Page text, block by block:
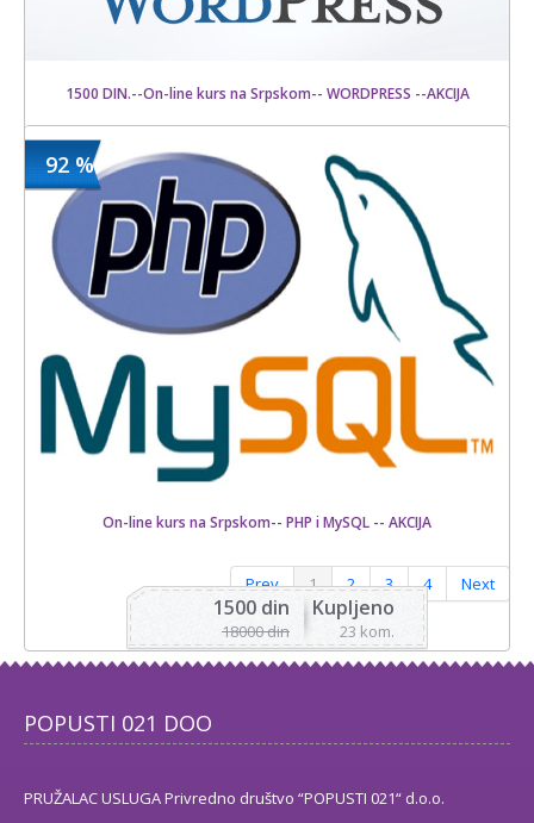
1500 DIN.--On-line kurs na Srpskom-- WORDPRESS --AKCIJA
Kupljeno
22 kom.
1500 din
12000 din
92 %
On-line kurs na Srpskom-- PHP i MySQL -- AKCIJA
Kupljeno
23 kom.
1500 din
18000 din
Prev 1 2 3 4 Next
POPUSTI 021 DOO
PRUŽALAC USLUGA Privredno društvo “POPUSTI 021“ d.o.o.